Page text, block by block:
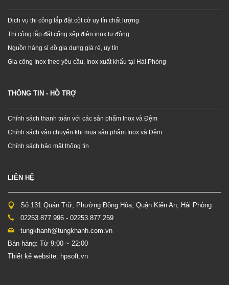
Dịch vụ thi công lắp đặt cột cờ uy tín chất lượng
Thi công lắp đặt cổng xếp điện inox tự động
Nguồn hàng sỉ đồ gia dụng giá rẻ, uy tín
Gia công Inox theo yêu cầu, Inox xuất khẩu tại Hải Phòng
THÔNG TIN - HỖ TRỢ
Chính sách thanh toán với các sản phẩm Inox và Đệm
Chính sách vận chuyển khi mua sản phẩm Inox và Đệm
Chính sách bảo mật thông tin
LIÊN HỆ
Số 131 Quán Trữ, Phường Đồng Hòa, Quận Kiến An, Hải Phòng
02253.877.996 - 02253.877.259
tungkhanh@tungkhanh.com.vn
Bán hàng: Từ 9:00 ~ 22:00
Thiết kế website: hpsoft.vn